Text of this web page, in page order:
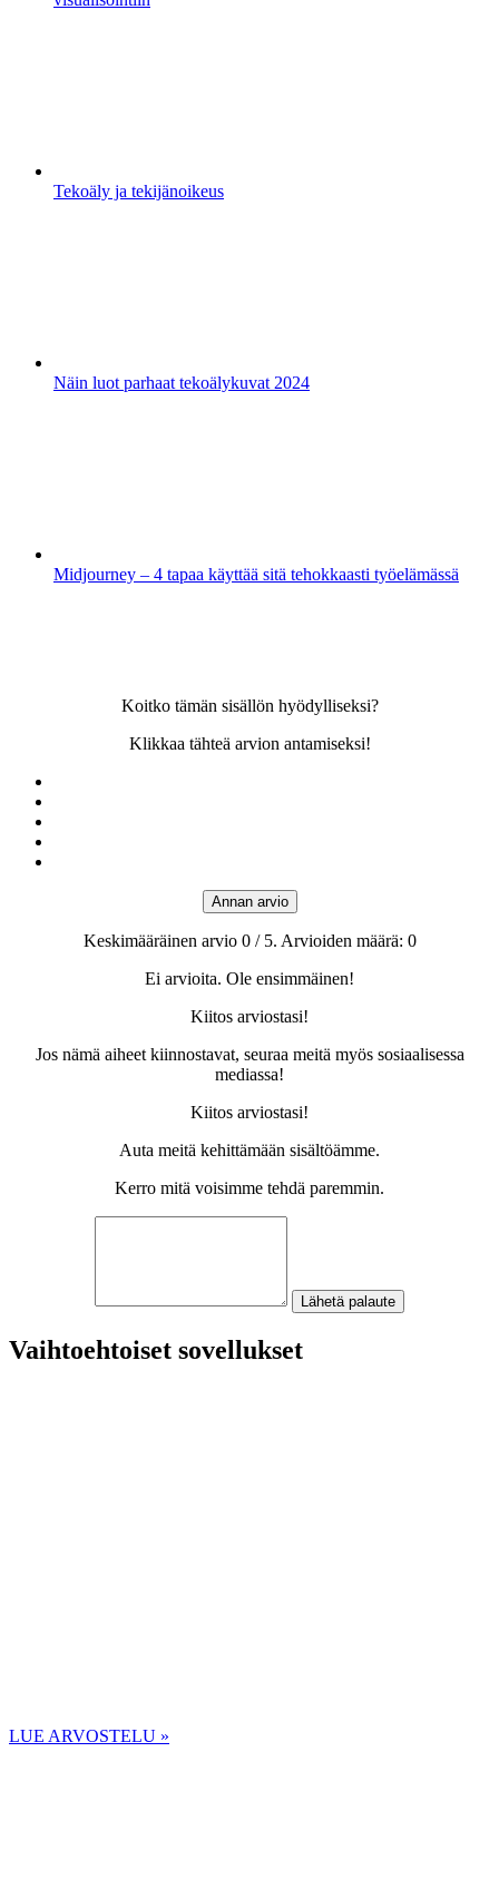
Tekoäly ja tekijänoikeus
Näin luot parhaat tekoälykuvat 2024
Midjourney – 4 tapaa käyttää sitä tehokkaasti työelämässä
Koitko tämän sisällön hyödylliseksi?
Klikkaa tähteä arvion antamiseksi!
Annan arvio
Keskimääräinen arvio 0/ 5. Arvioiden määrä: 0
Ei arvioita. Ole ensimmäinen!
Kiitos arviostasi!
Jos nämä aiheet kiinnostavat, seuraa meitä myös sosiaalisessa
mediassa!
Kiitos arviostasi!
Auta meitä kehittämään sisältöämme.
Kerro mitä voisimme tehdä paremmin.
Lähetä palaute
Vaihtoehtoiset sovellukset
LUE ARVOSTELU »